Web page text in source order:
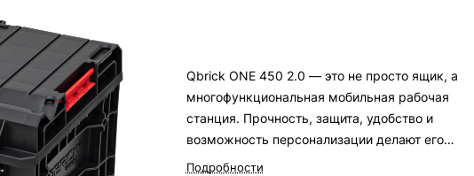
Qbrick ONE 450 2.0 — это не просто ящик, а
многофункциональная мобильная рабочая
станция. Прочность, защита, удобство и
возможность персонализации делают его
выбором профессионалов.
Подробности